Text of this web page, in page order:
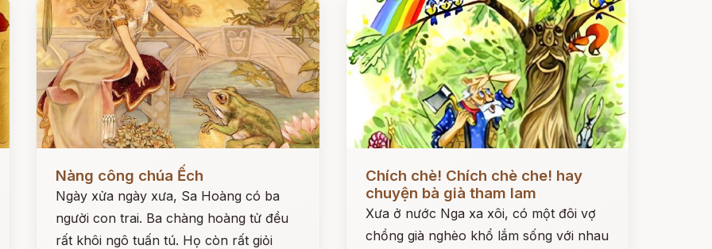
Nàng công chúa Ếch
Ngày xửa ngày xưa, Sa Hoàng có ba
người con trai. Ba chàng hoàng tử đều
rất khôi ngô tuấn tú. Họ còn rất giỏi
Chích chè! Chích chè che! hay
chuyện bà già tham lam
Xưa ở nước Nga xa xôi, có một đôi vợ
chồng già nghèo khổ lắm sống với nhau